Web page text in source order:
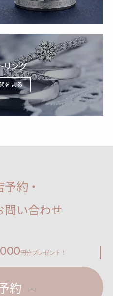
リング
を見る
約・
問い合わせ
円分プレゼント！
約